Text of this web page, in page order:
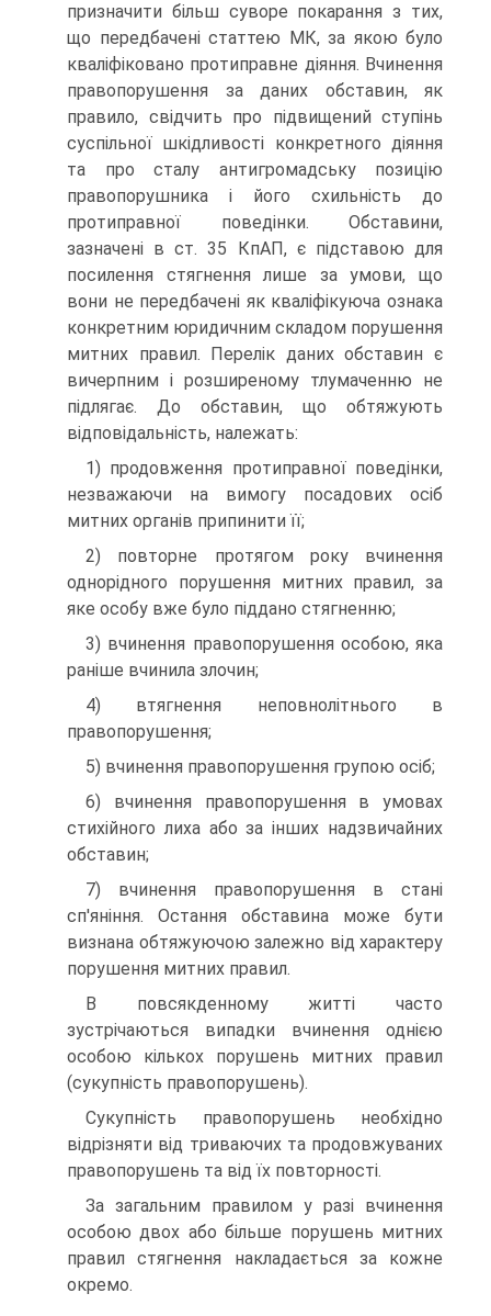
призначити більш суворе покарання з тих,
що передбачені статтею МК, за якою було
кваліфіковано протиправне діяння. Вчинення
правопорушення за даних обставин, як
правило, свідчить про підвищений ступінь
суспільної шкідливості конкретного діяння
та про сталу антигромадську позицію
правопорушника і його схильність до
протиправної поведінки. Обставини,
зазначені в ст. 35 КпАП, є підставою для
посилення стягнення лише за умови, що
вони не передбачені як кваліфікуюча ознака
конкретним юридичним складом порушення
митних правил. Перелік даних обставин є
вичерпним і розширеному тлумаченню не
підлягає. До обставин, що обтяжують
відповідальність, належать:
1) продовження протиправної поведінки,
незважаючи на вимогу посадових осіб
митних органів припинити її;
2) повторне протягом року вчинення
однорідного порушення митних правил, за
яке особу вже було піддано стягненню;
3) вчинення правопорушення особою, яка
раніше вчинила злочин;
4) втягнення неповнолітнього в
правопорушення;
5) вчинення правопорушення групою осіб;
6) вчинення правопорушення в умовах
стихійного лиха або за інших надзвичайних
обставин;
7) вчинення правопорушення в стані
сп'яніння. Остання обставина може бути
визнана обтяжуючою залежно від характеру
порушення митних правил.
В повсякденному житті часто
зустрічаються випадки вчинення однією
особою кількох порушень митних правил
(сукупність правопорушень).
Сукупність правопорушень необхідно
відрізняти від триваючих та продовжуваних
правопорушень та від їх повторності.
За загальним правилом у разі вчинення
особою двох або більше порушень митних
правил стягнення накладається за кожне
окремо.